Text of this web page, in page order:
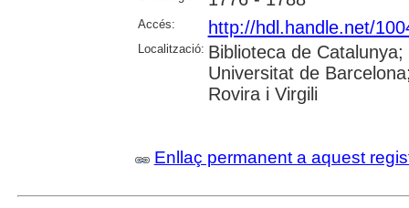
Accés: http://hdl.handle.net/
Localització: Biblioteca de
Universitat de
Rovira i Virgili
Enllaç permanent a aquest